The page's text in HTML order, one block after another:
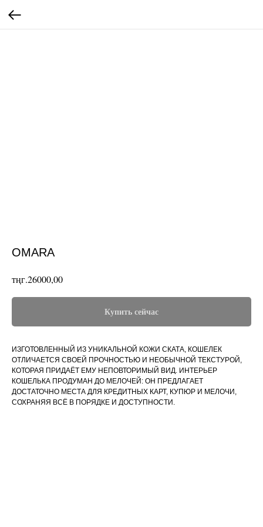
OMARA
тңг.26000,00
Купить сейчас
ИЗГОТОВЛЕННЫЙ ИЗ УНИКАЛЬНОЙ КОЖИ СКАТА, КОШЕЛЕК
ОТЛИЧАЕТСЯ СВОЕЙ ПРОЧНОСТЬЮ И НЕОБЫЧНОЙ ТЕКСТУРОЙ,
КОТОРАЯ ПРИДАЁТ ЕМУ НЕПОВТОРИМЫЙ ВИД. ИНТЕРЬЕР
КОШЕЛЬКА ПРОДУМАН ДО МЕЛОЧЕЙ: ОН ПРЕДЛАГАЕТ
ДОСТАТОЧНО МЕСТА ДЛЯ КРЕДИТНЫХ КАРТ, КУПЮР И МЕЛОЧИ,
СОХРАНЯЯ ВСЁ В ПОРЯДКЕ И ДОСТУПНОСТИ.